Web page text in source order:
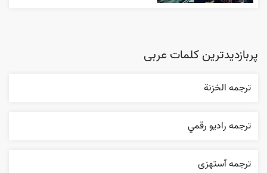
پربازدیدترین کلمات عربی
ترجمه الخزنة
ترجمه راديو رقمي
ترجمه ٱستهزی